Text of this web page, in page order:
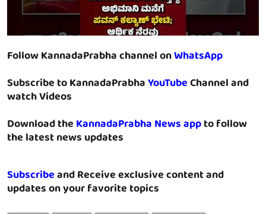
Follow KannadaPrabha channel onWhatsApp
Subscribe to KannadaPrabhaYouTubeChannel and
watch Videos
Download theKannadaPrabha News appto follow
the latest news updates
Subscribeand Receive exclusive content and
updates on your favorite topics